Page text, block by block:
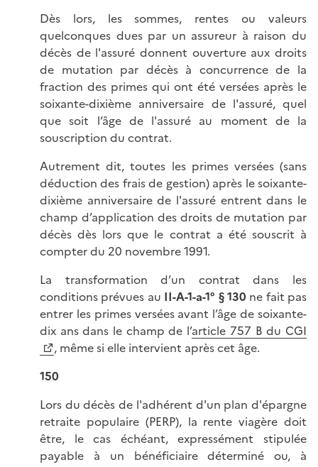
Dès lors, les sommes, rentes ou valeurs
quelconques dues par un assureur à raison du
décès de l'assuré donnent ouverture aux droits
de mutation par décès à concurrence de la
fraction des primes qui ont été versées après le
soixante-dixième anniversaire de l'assuré, quel
que soit l’âge de l'assuré au moment de la
souscription du contrat.
Autrement dit, toutes les primes versées (sans
déduction des frais de gestion) après le soixante-
dixième anniversaire de l'assuré entrent dans le
champ d’application des droits de mutation par
décès dès lors que le contrat a été souscrit à
compter du 20 novembre 1991.
La transformation d’un contrat dans les
conditions prévues au II-A-1-a-1° § 130 ne fait pas
entrer les primes versées avant l’âge de soixante-
dix ans dans le champ de l’article 757 B du CGI
, même si elle intervient après cet âge.
150
Lors du décès de l'adhérent d'un plan d'épargne
retraite populaire (PERP), la rente viagère doit
être, le cas échéant, expressément stipulée
payable à un bénéficiaire déterminé ou, à